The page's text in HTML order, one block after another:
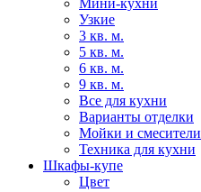
Мини-кухни
Узкие
3 кв. м.
5 кв. м.
6 кв. м.
9 кв. м.
Все для кухни
Варианты отделки
Мойки и смесители
Техника для кухни
Шкафы-купе
Цвет